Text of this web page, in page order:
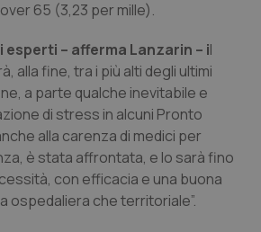
& Rettocolite Ulcerosa
& patologie neurodegenerative
65 (3,23 per mille).
– afferma Lanzarin – il
alla fine, tra i più alti degli ultimi
a parte qualche inevitabile e
di stress in alcuni Pronto
alla carenza di medici per
è stata affrontata, e lo sarà fino
con efficacia e una buona
ospedaliera che territoriale”.